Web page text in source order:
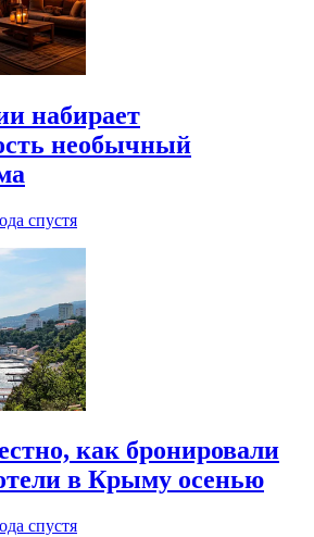
набирает
необычный
спустя
как бронировали
в Крыму осенью
спустя